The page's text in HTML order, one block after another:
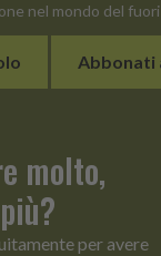
nel mondo del fuori
Abbonati
molto,
per avere